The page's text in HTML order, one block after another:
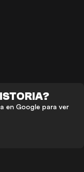
en Google para ver